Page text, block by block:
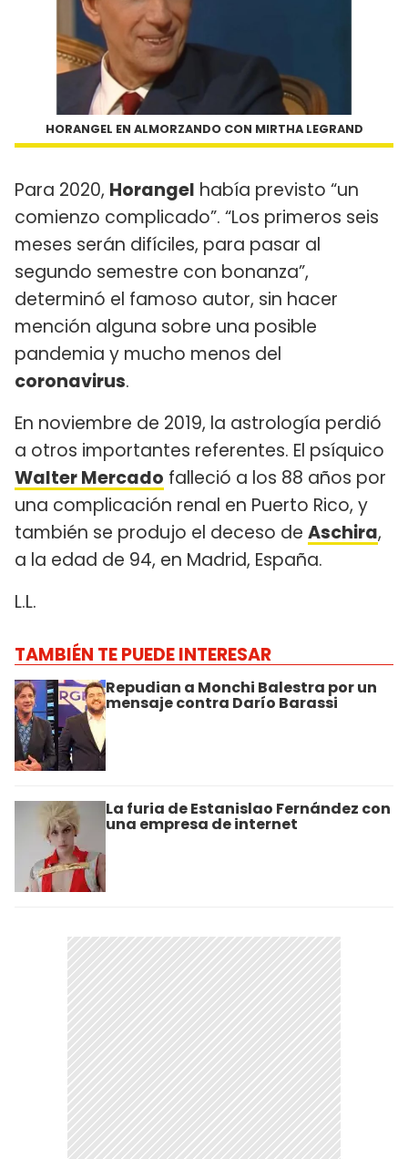
HORANGEL EN ALMORZANDO CON MIRTHA LEGRAND
Para 2020, Horangel había previsto “un
comienzo complicado”. “Los primeros seis
meses serán difíciles, para pasar al
segundo semestre con bonanza”,
determinó el famoso autor, sin hacer
mención alguna sobre una posible
pandemia y mucho menos del
coronavirus.
En noviembre de 2019, la astrología perdió
a otros importantes referentes. El psíquico
Walter Mercado falleció a los 88 años por
una complicación renal en Puerto Rico, y
también se produjo el deceso de Aschira,
a la edad de 94, en Madrid, España.
L.L.
TAMBIÉN TE PUEDE INTERESAR
Repudian a Monchi Balestra por un
mensaje contra Darío Barassi
La furia de Estanislao Fernández con
una empresa de internet